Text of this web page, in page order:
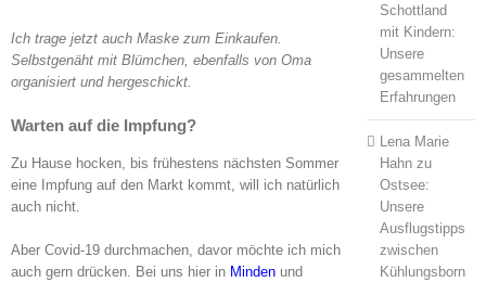
Ich trage jetzt auch Maske zum Einkaufen.
Selbstgenäht mit Blümchen, ebenfalls von Oma
organisiert und hergeschickt.
Warten auf die Impfung?
Zu Hause hocken, bis frühestens nächsten Sommer
eine Impfung auf den Markt kommt, will ich natürlich
auch nicht.
Aber Covid-19 durchmachen, davor möchte ich mich
auch gern drücken. Bei uns hier in Minden und
Schottland
mit Kindern:
Unsere
gesammelten
Erfahrungen
Lena Marie
Hahnzu
Ostsee:
Unsere
Ausflugstipps
zwischen
Kühlungsborn